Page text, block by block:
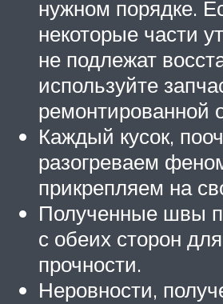
нужном порядке.
некоторые части
не подлежат
используйте
ремонтированной
Каждый кусок,
разогреваем
прикрепляем на
Полученные швы
с обеих сторон
прочности.
Неровности,